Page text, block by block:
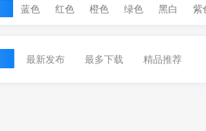
蓝色 红色 橙色 绿色 黑白 紫
最新发布 最多下载 精品推荐